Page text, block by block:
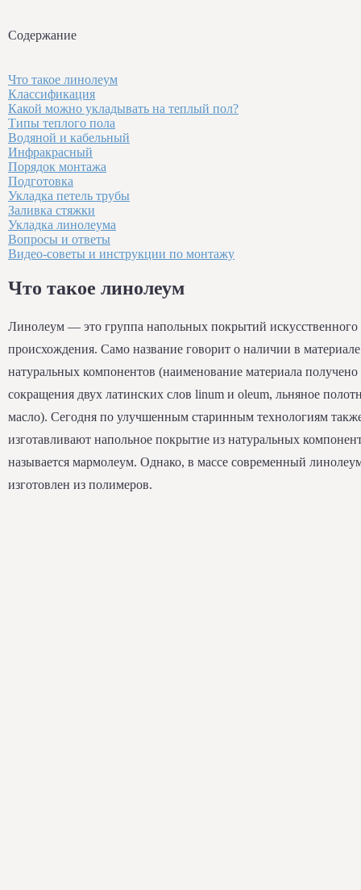
Содержание
Что такое линолеум
Классификация
Какой можно укладывать на теплый пол?
Типы теплого пола
Водяной и кабельный
Инфракрасный
Порядок монтажа
Подготовка
Укладка петель трубы
Заливка стяжки
Укладка линолеума
Вопросы и ответы
Видео-советы и инструкции по монтажу
Что такое линолеум
Линолеум — это группа напольных покрытий искусственного
происхождения. Само название говорит о наличии в материале
натуральных компонентов (наименование материала получено
сокращения двух латинских слов linum и oleum, льняное
масло). Сегодня по улучшенным старинным технологиям
изготавливают напольное покрытие из натуральных
называется мармолеум. Однако, в массе современный
изготовлен из полимеров.